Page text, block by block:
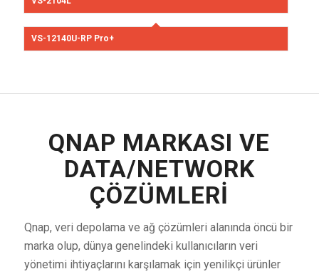
VS-12140U-RP Pro+
QNAP MARKASI VE
DATA/NETWORK
ÇÖZÜMLERI
Qnap, veri depolama ve ağ çözümleri alanında öncü bir
marka olup, dünya genelindeki kullanıcıların veri
yönetimi ihtiyaçlarını karşılamak için yenilikçi ürünler